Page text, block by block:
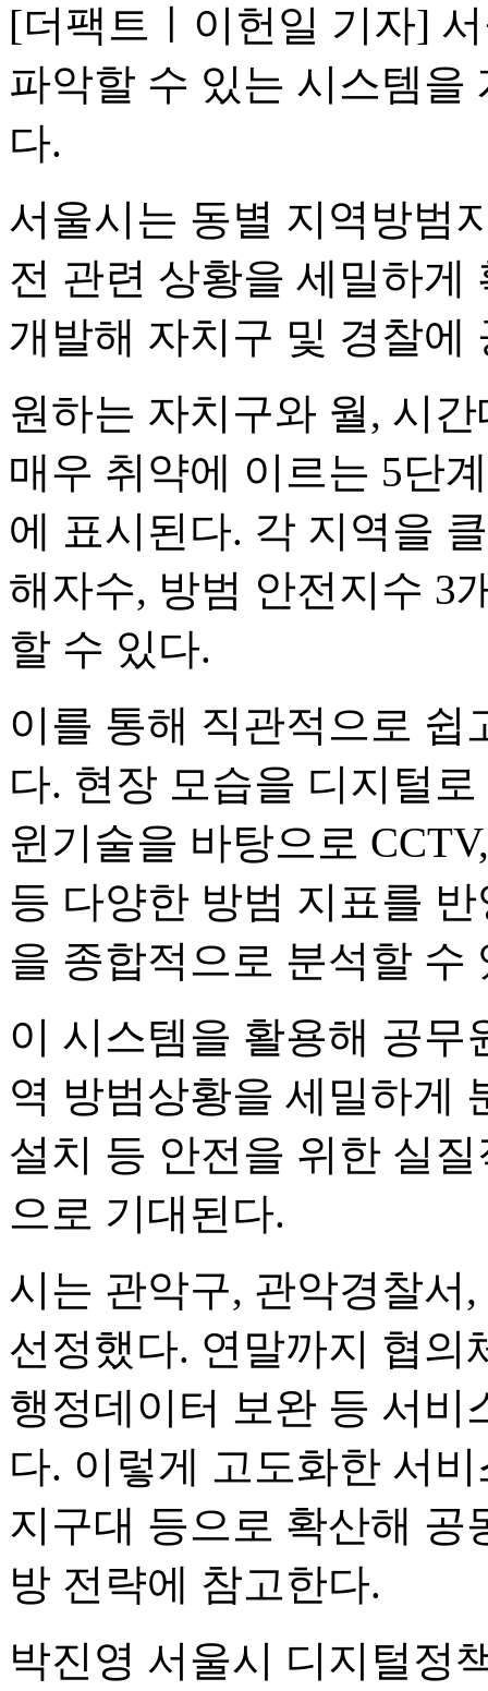
[더팩트ㅣ이헌일 기자]
파악할 수 있는 시스템을
다.
서울시는 동별 지역방범
전 관련 상황을 세밀하게
개발해 자치구 및 경찰에
원하는 자치구와 월, 시
매우 취약에 이르는 5단
에 표시된다. 각 지역을
해자수, 방범 안전지수 3
할 수 있다.
이를 통해 직관적으로 쉽
다. 현장 모습을 디지털
윈기술을 바탕으로
등 다양한 방범 지표를
을 종합적으로 분석할 수
이 시스템을 활용해 공무
역 방범상황을 세밀하게
설치 등 안전을 위한 실
으로 기대된다.
시는 관악구, 관악경찰서
선정했다. 연말까지 협의
행정데이터 보완 등 서비
다. 이렇게 고도화한 서
지구대 등으로 확산해 공
방 전략에 참고한다.
박진영 서울시 디지털정